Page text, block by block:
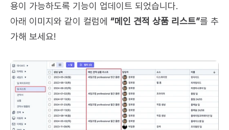
용이 가능하도록 기능이 업데이트 되었습니다.
아래 이미지와 같이 컬럼에 “메인 견적 상품 리스트”를 추
가해 보세요!